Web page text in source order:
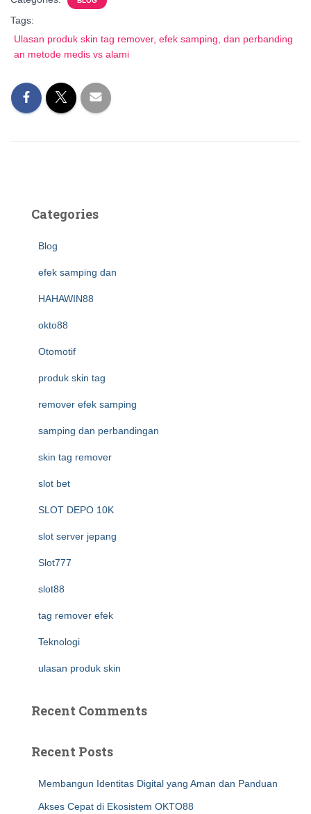
Tags:
Ulasan produk skin tag remover, efek samping, dan perbanding
an metode medis vs alami
Categories
Blog
efek samping dan
HAHAWIN88
okto88
Otomotif
produk skin tag
remover efek samping
samping dan perbandingan
skin tag remover
slot bet
SLOT DEPO 10K
slot server jepang
Slot777
slot88
tag remover efek
Teknologi
ulasan produk skin
Recent Comments
Recent Posts
Membangun Identitas Digital yang Aman dan Panduan
Akses Cepat di Ekosistem OKTO88